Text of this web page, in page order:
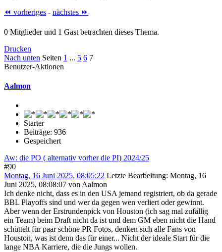
⏪ vorheriges - nächstes ⏩
0 Mitglieder und 1 Gast betrachten dieses Thema.
Drucken
Nach unten Seiten 1 ... 5 6 7
Benutzer-Aktionen
Aalmon
Starter
Beiträge: 936
Gespeichert
Aw: die PO ( alternativ vorher die PI) 2024/25
#90
Montag, 16 Juni 2025, 08:05:22 Letzte Bearbeitung: Montag, 16
Juni 2025, 08:08:07 von Aalmon
Ich denke nicht, dass es in den USA jemand registriert, ob da gerade
BBL Playoffs sind und wer da gegen wen verliert oder gewinnt.
Aber wenn der Erstrundenpick von Houston (ich sag mal zufällig
ein Team) beim Draft nicht da ist und dem GM eben nicht die Hand
schüttelt für paar schöne PR Fotos, denken sich alle Fans von
Houston, was ist denn das für einer... Nicht der ideale Start für die
lange NBA Karriere, die die Jungs wollen.